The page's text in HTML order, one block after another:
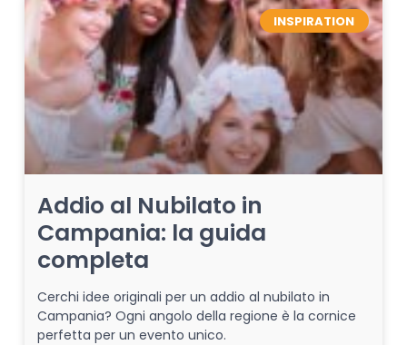
INSPIRATION
Addio al Nubilato in
Campania: la guida
completa
Cerchi idee originali per un addio al nubilato in
Campania? Ogni angolo della regione è la cornice
perfetta per un evento unico.